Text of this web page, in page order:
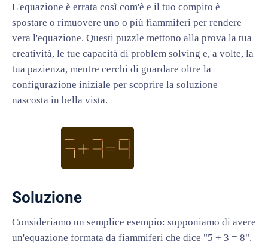
L'equazione è errata così com'è e il tuo compito è
spostare o rimuovere uno o più fiammiferi per rendere
vera l'equazione. Questi puzzle mettono alla prova la tua
creatività, le tue capacità di problem solving e, a volte, la
tua pazienza, mentre cerchi di guardare oltre la
configurazione iniziale per scoprire la soluzione
nascosta in bella vista.
Soluzione
Consideriamo un semplice esempio: supponiamo di avere
un'equazione formata da fiammiferi che dice "5 + 3 = 8".